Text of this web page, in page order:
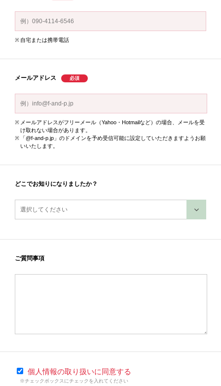
自宅または携帯電話
メールアドレス
メールアドレスがフリーメール（Yahoo・Hotmailなど）の場合、
メールを受
け取れない場合があります。
「@f-and-p.jp」のドメインを予め受信可能に設定していただきますよう お願
いいたします。
どこでお知りになりましたか？
ご質問事項
個人情報の取り扱いに同意する
※チェックボックスにチェックを入れてください